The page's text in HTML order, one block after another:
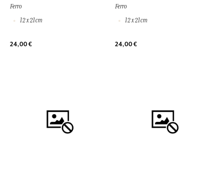
Ferro
12 x 21cm
24,00 €
Ferro
12 x 21cm
24,00 €